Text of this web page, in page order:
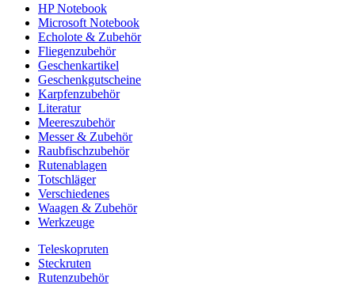
HP Notebook
Microsoft Notebook
Echolote & Zubehör
Fliegenzubehör
Geschenkartikel
Geschenkgutscheine
Karpfenzubehör
Literatur
Meereszubehör
Messer & Zubehör
Raubfischzubehör
Rutenablagen
Totschläger
Verschiedenes
Waagen & Zubehör
Werkzeuge
Teleskopruten
Steckruten
Rutenzubehör